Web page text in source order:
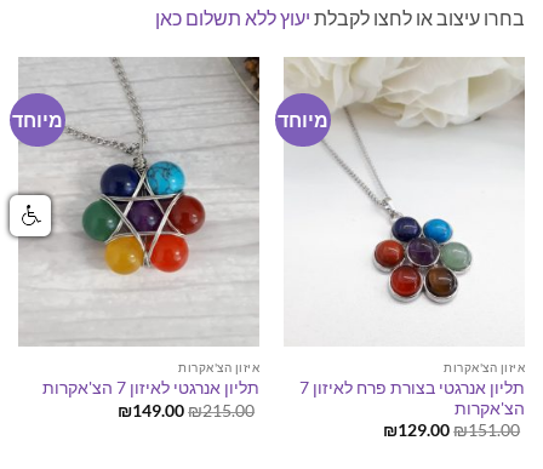
בחרו עיצוב או לחצו לקבלת יעוץ ללא תשלום כאן
מיוחד
איזון הצ'אקרות
תליון אנרגטי בצורת פרח לאיזון 7
הצ'אקרות
₪151.00
המחיר ₪129.00
המחיר
מיוחד
איזון הצ'אקרות
תליון אנרגטי לאיזון 7 הצ'אקרות
₪215.00
המחיר ₪149.00
המחיר